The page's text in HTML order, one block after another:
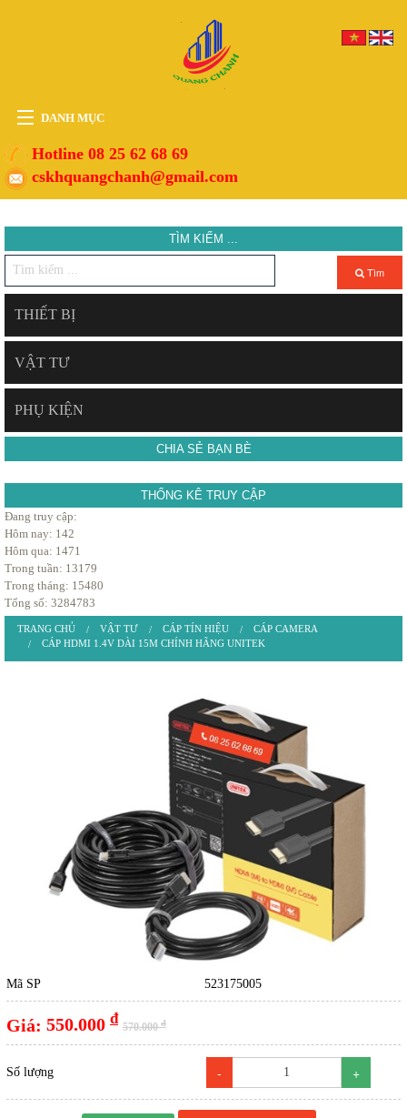
DANH MỤC
HOME
THIẾT BỊ
DỊCH VỤ
Hotline 08 25 62 68 69
cskhquangchanh@gmail.com
TÌM KIẾM ...
Tìm
THIẾT BỊ
VẬT TƯ
PHỤ KIỆN
CHIA SẺ BẠN BÈ
THỐNG KÊ TRUY CẬP
Đang truy cập:
Hôm nay: 142
Hôm qua: 1471
Trong tuần: 13179
Trong tháng: 15480
Tổng số: 3284783
TRANG CHỦ VẬT TƯ CÁP TÍN HIỆU
CÁP CAMERA
CÁP HDMI 1.4V DÀI 15M CHÍNH HÃNG UNITEK
Mã SP 523175005
Giá: 550.000 đ 570.000đ
Số lượng - +